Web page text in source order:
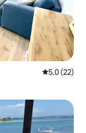
คะแนนเฉลี่ย
5.0 (22)